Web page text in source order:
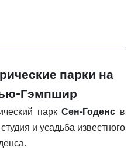
парки на
Гэмпшир
паркСен-Годенс в
и усадьба известного